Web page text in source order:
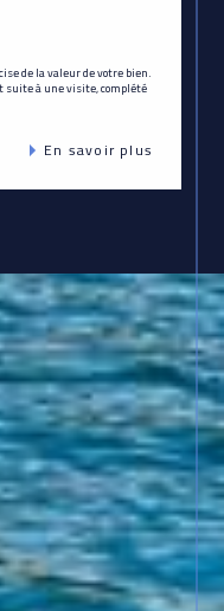
de la valeur de votre bien.
suite à une visite, complété
En savoir plus